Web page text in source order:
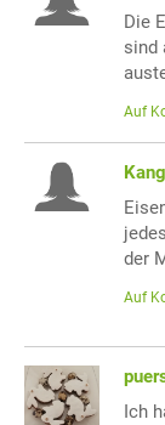
Die
sind
Auf
der
Auf
Ich